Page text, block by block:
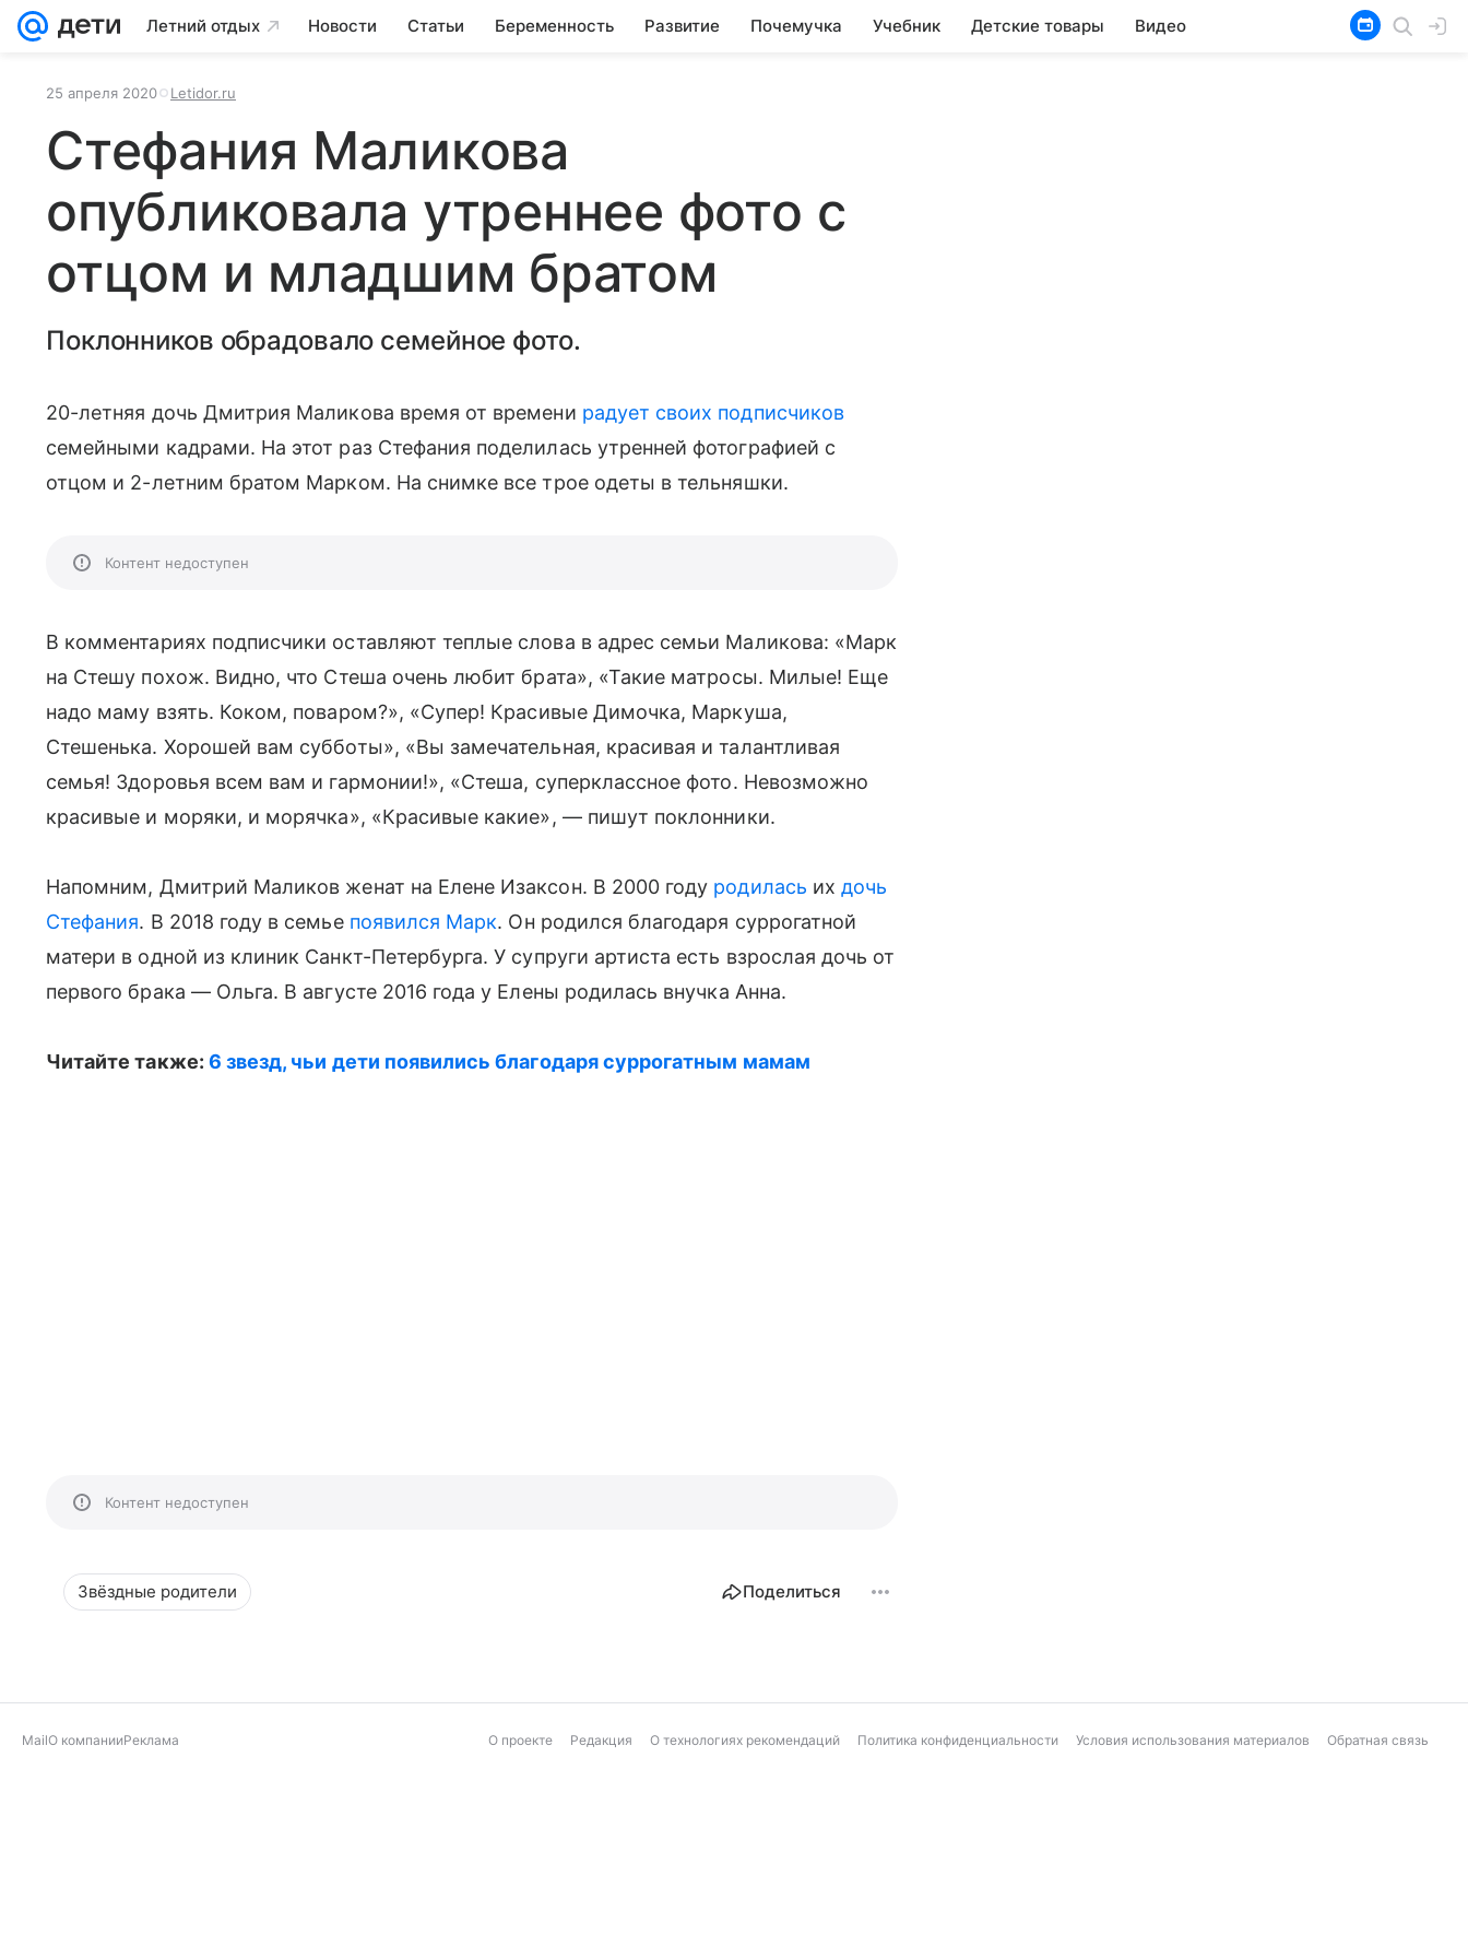
Летний отдых Новости Статьи Беременность Развитие Почемучка Учебник Детские товары Видео
25 апреля 2020 Letidor.ru
Стефания Маликова
опубликовала утреннее фото с
отцом и младшим братом
Поклонников обрадовало семейное фото.
20-летняя дочь Дмитрия Маликова время от времени радует своих подписчиков
семейными кадрами. На этот раз Стефания поделилась утренней фотографией с
отцом и 2-летним братом Марком. На снимке все трое одеты в тельняшки.
Контент недоступен
В комментариях подписчики оставляют теплые слова в адрес семьи Маликова: «Марк
на Стешу похож. Видно, что Стеша очень любит брата», «Такие матросы. Милые! Еще
надо маму взять. Коком, поваром?», «Супер! Красивые Димочка, Маркуша,
Стешенька. Хорошей вам субботы», «Вы замечательная, красивая и талантливая
семья! Здоровья всем вам и гармонии!», «Стеша, суперклассное фото. Невозможно
красивые и моряки, и морячка», «Красивые какие», — пишут поклонники.
Напомним, Дмитрий Маликов женат на Елене Изаксон. В 2000 году родилась ихдочь
Стефания. В 2018 году в семье появился Марк. Он родился благодаря суррогатной
матери в одной из клиник Санкт-Петербурга. У супруги артиста есть взрослая дочь от
первого брака — Ольга. В августе 2016 года у Елены родилась внучка Анна.
Читайте также: 6 звезд, чьи дети появились благодаря суррогатным мамам
Контент недоступен
Звёздные родители Поделиться
MailО компанииРеклама О проекте Редакция О технологиях рекомендаций Политика конфиденциальности Условия использования материалов Обратная связь